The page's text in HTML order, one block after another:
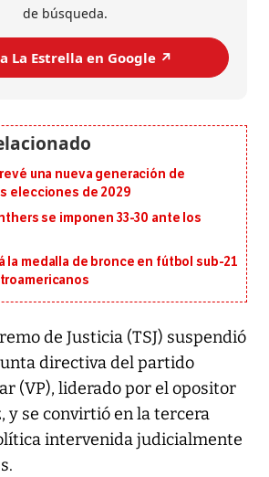
de búsqueda.
La Estrella en Google ↗️
una nueva generación de
elecciones de 2029
se imponen 33-30 ante los
la medalla de bronce en fútbol sub-21
de Justicia (TSJ) suspendió
directiva del partido
(VP), liderado por el opositor
y se convirtió en la tercera
intervenida judicialmente